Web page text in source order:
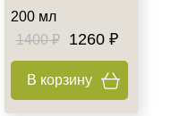
200 мл
1400 ₽
1260 ₽
В корзину